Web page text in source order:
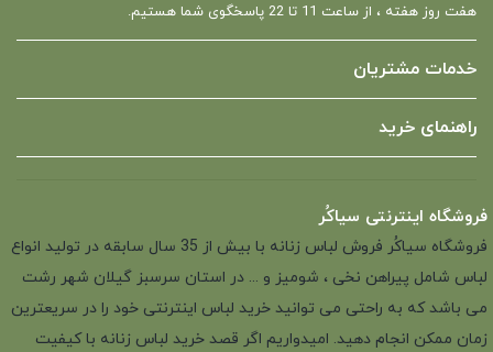
هفت روز هفته ، از ساعت 11 تا 22 پاسخگوی شما هستیم.
خدمات مشتریان
راهنمای خرید
فروشگاه اینترنتی سیاکُر
فروشگاه سیاکُر فروش لباس زنانه با بیش از 35 سال سابقه در تولید انواع
لباس شامل پیراهن نخی ، شومیز و ... در استان سرسبز گیلان شهر رشت
می باشد که به راحتی می توانید خرید لباس اینترنتی خود را در سریعترین
زمان ممکن انجام دهید. امیدواریم اگر قصد خرید لباس زنانه با کیفیت